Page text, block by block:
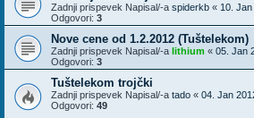
Zadnji prispevek Napisal/-a spiderkb « 10.
Odgovori: 3
Nove cene od 1.2.2012 (Tuštelekom)
Zadnji prispevek Napisal/-a lithium « 05. Jan
Odgovori: 3
Tuštelekom trojčki
Zadnji prispevek Napisal/-a tado « 04. Jan
Odgovori: 49